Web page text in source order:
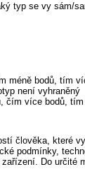
typ se vy sám/
méně bodů, tím
není vyhraněný
čím více bodů,
člověka, které
podmínky,
Do určité